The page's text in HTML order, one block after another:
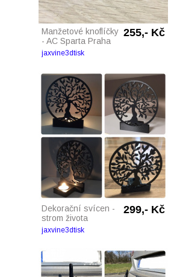
Manžetové knoflíčky
- AC Sparta Praha
255,- Kč
jaxvine3dtisk
Dekorační svícen -
strom života
299,- Kč
jaxvine3dtisk